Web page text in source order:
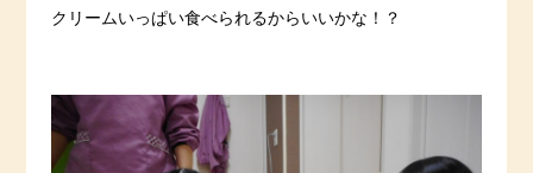
クリームいっぱい食べられるからいいかな！？